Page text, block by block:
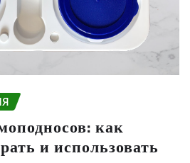
как
и использовать